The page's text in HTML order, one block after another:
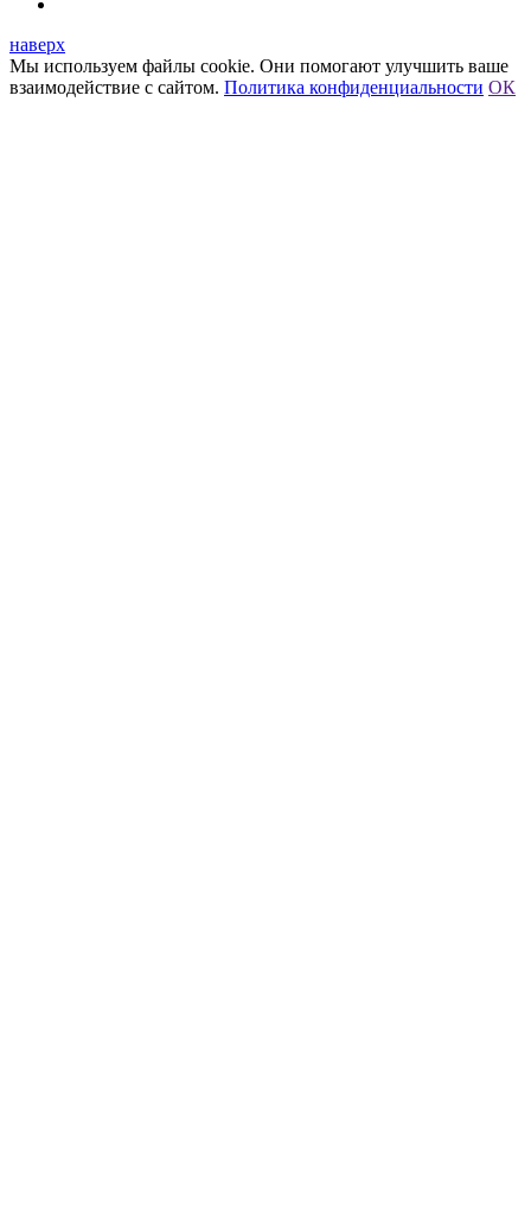
наверх
Мы используем файлы cookie. Они помогают улучшить ваше
взаимодействие с сайтом. Политика конфиденциальности ОК